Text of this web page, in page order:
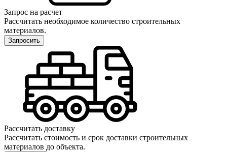
Запрос на расчет
Рассчитать необходимое количество строительных
материалов.
Запросить
Рассчитать доставку
Рассчитать стоимость и срок доставки строительных
материалов до объекта.